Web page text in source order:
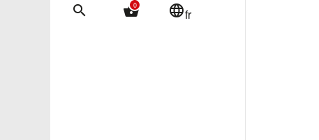
search 0
shopping_basket languagefr